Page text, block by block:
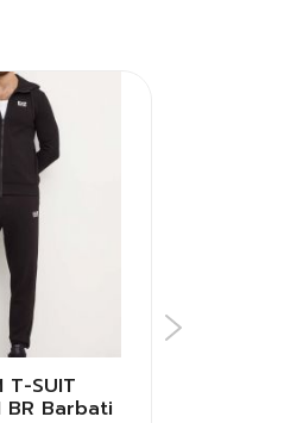
T-SUIT
BR Barbati